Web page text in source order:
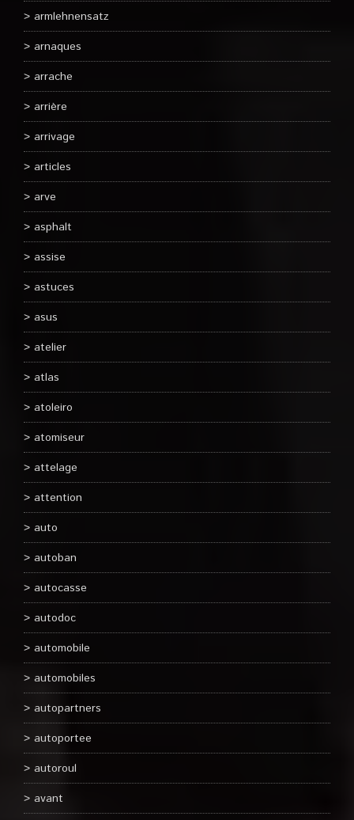
armlehnensatz
arnaques
arrache
arrière
arrivage
articles
arve
asphalt
assise
astuces
asus
atelier
atlas
atoleiro
atomiseur
attelage
attention
auto
autoban
autocasse
autodoc
automobile
automobiles
autopartners
autoportee
autoroul
avant